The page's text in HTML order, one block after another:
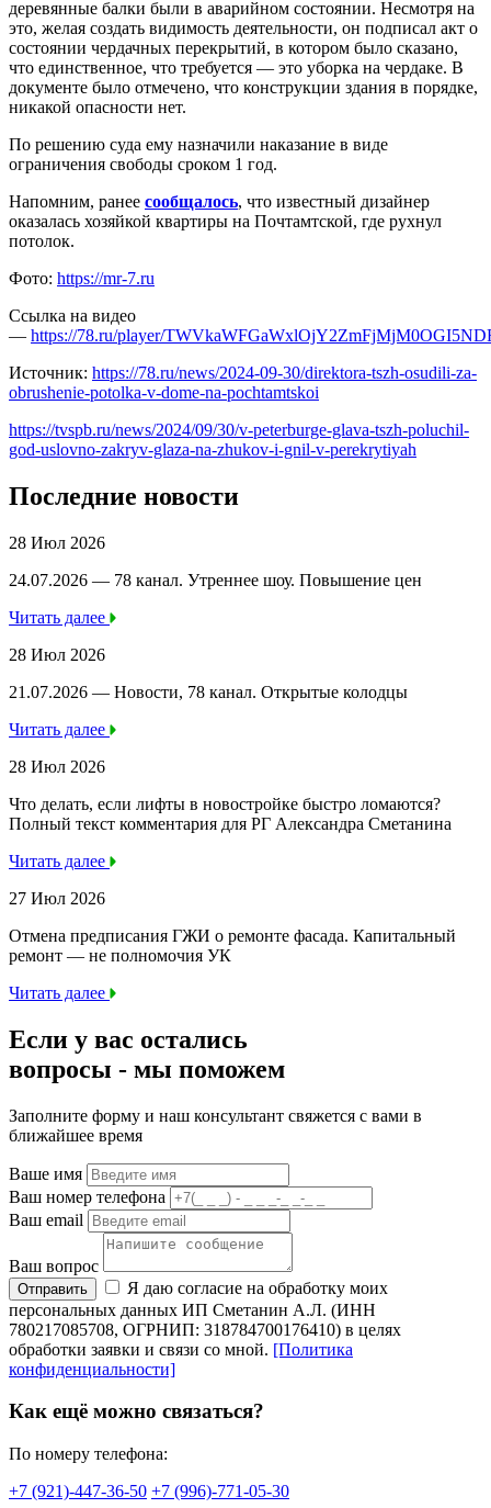
деревянные балки были в аварийном состоянии. Несмотря на
это, желая создать видимость деятельности, он подписал акт о
состоянии чердачных перекрытий, в котором было сказано,
что единственное, что требуется — это уборка на чердаке. В
документе было отмечено, что конструкции здания в порядке,
никакой опасности нет.
По решению суда ему назначили наказание в виде
ограничения свободы сроком 1 год.
Напомним, ранее сообщалось, что известный дизайнер
оказалась хозяйкой квартиры на Почтамтской, где рухнул
потолок.
Фото: https://mr-7.ru
Ссылка на видео
— https://78.ru/player/
Источник: https://78.ru/news/2024-09-30/direktora-tszh-osudili-za-
obrushenie-potolka-v-dome-na-pochtamtskoi
https://tvspb.ru/news/2024/09/30/v-peterburge-glava-tszh-poluchil-
god-uslovno-zakryv-glaza-na-zhukov-i-gnil-v-perekrytiyah
Последние новости
28 Июл 2026
24.07.2026 — 78 канал. Утреннее шоу. Повышение цен
Читать далее
28 Июл 2026
21.07.2026 — Новости, 78 канал. Открытые колодцы
Читать далее
28 Июл 2026
Что делать, если лифты в новостройке быстро ломаются?
Полный текст комментария для РГ Александра Сметанина
Читать далее
27 Июл 2026
Отмена предписания ГЖИ о ремонте фасада. Капитальный
ремонт — не полномочия УК
Читать далее
Если у вас остались
вопросы - мы поможем
Заполните форму и наш консультант свяжется с вами в
ближайшее время
Ваше имя
Ваш номер телефона
Ваш email
Ваш вопрос
Отправить
Я даю согласие на обработку моих
персональных данных ИП Сметанин А.Л. (ИНН
780217085708, ОГРНИП: 318784700176410) в целях
обработки заявки и связи со мной. [Политика
конфиденциальности]
Как ещё можно связаться?
По номеру телефона:
+7 (921)-447-36-50 +7 (996)-771-05-30